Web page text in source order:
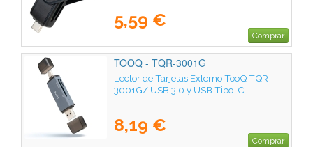
5,59 €
Comprar
TOOQ - TQR-3001G
Lector de Tarjetas Externo TooQ TQR-
3001G/ USB 3.0 y USB Tipo-C
8,19 €
Comprar